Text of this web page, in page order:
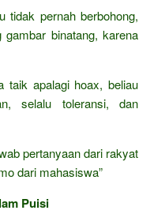
tidak pernah berbohong,
binatang, karena
taik apalagi hoax, beliau
selalu toleransi, dan
pertanyaan dari rakyat
dari mahasiswa”
Puisi